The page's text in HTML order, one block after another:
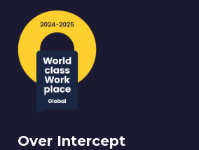
Over Intercept